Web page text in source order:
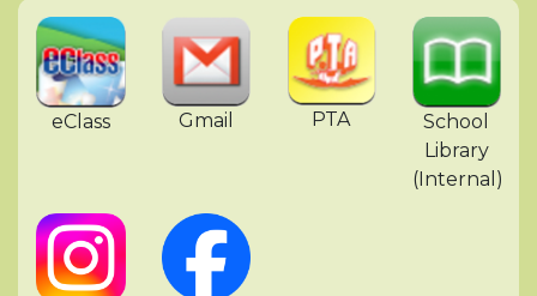
eClass Gmail PTA
School
Library
(Internal)